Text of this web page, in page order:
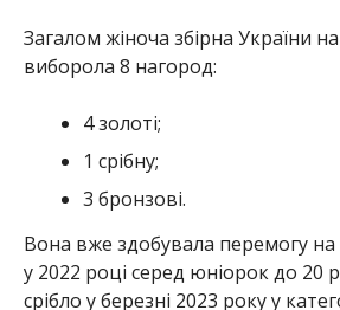
Загалом жіноча збірна України
виборола 8 нагород:
4 золоті;
1 срібну;
3 бронзові.
Вона вже здобувала перемогу на
у 2022 році серед юніорок до 20
срібло у березні 2023 року у